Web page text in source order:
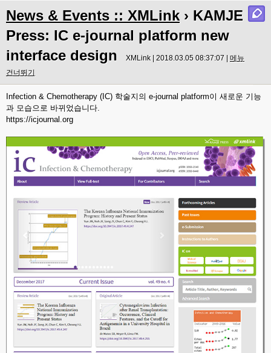
News & Events :: XMLink › KAMJE
Press: IC e-journal platform new
interface design
XMLink | 2018.03.05 08:37:07 | 메뉴
건너뛰기
Infection & Chemotherapy (IC) 학술지의 e-journal platform이 새로운 기능
과 모습으로 바뀌었습니다.
https://icjournal.org